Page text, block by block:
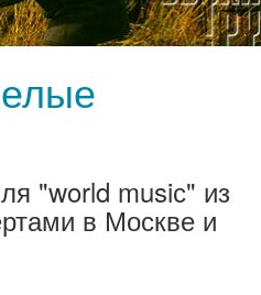
"world musiс" из
в Москве и